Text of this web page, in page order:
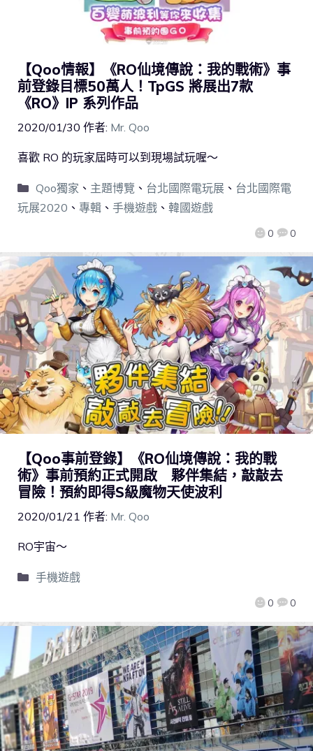
【Qoo情報】《RO仙境傳說：我的戰術》事
前登錄目標50萬人！TpGS 將展出7款
《RO》IP 系列作品
2020/01/30 作者: Mr. Qoo
0 0
喜歡 RO 的玩家屆時可以到現場試玩喔～
Qoo獨家 、 主題博覽 、 台北國際電玩展、 台北國際電
玩展2020 、 專輯 、 手機遊戲 、 韓國遊戲
【Qoo事前登錄】《RO仙境傳說：我的戰
術》事前預約正式開啟 夥伴集結，敲敲去
冒險！預約即得S級魔物天使波利
2020/01/21 作者: Mr. Qoo
0 0
RO宇宙～
手機遊戲